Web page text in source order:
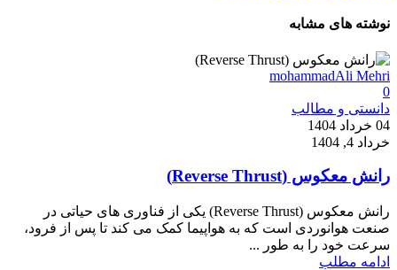
نوشته های مشابه
mohammadAli Mehri
0
دانستی و مطالب
04 خرداد 1404
خرداد 4, 1404
رانش معکوس (Reverse Thrust)
رانش معکوس (Reverse Thrust) یکی از فناوری‌ های حیاتی در
صنعت هوانوردی است که به هواپیما کمک می‌ کند تا پس از فرود،
سرعت خود را به‌ طور ...
ادامه مطلب